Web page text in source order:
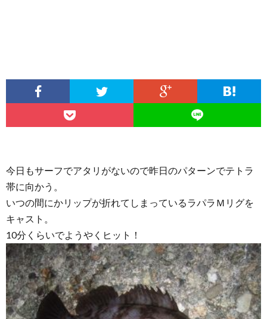
今日もサーフでアタリがないので昨日のパターンでテトラ
帯に向かう。
いつの間にかリップが折れてしまっているラパラＭリグを
キャスト。
10分くらいでようやくヒット！